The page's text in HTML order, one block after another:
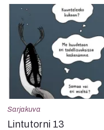
Sarjakuva
Lintutorni 13